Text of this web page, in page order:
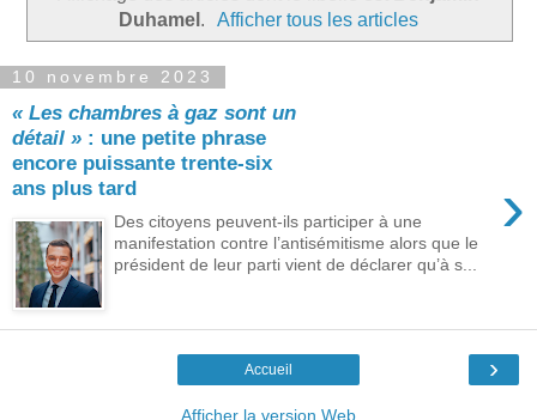
Duhamel . Afficher tous les articles
10 novembre 2023
« Les chambres à gaz sont un
détail » : une petite phrase
encore puissante trente-six
ans plus tard
›
Des citoyens peuvent-ils participer à une
manifestation contre l’antisémitisme alors que le
président de leur parti vient de déclarer qu’à s...
›
Accueil
Afficher la version Web